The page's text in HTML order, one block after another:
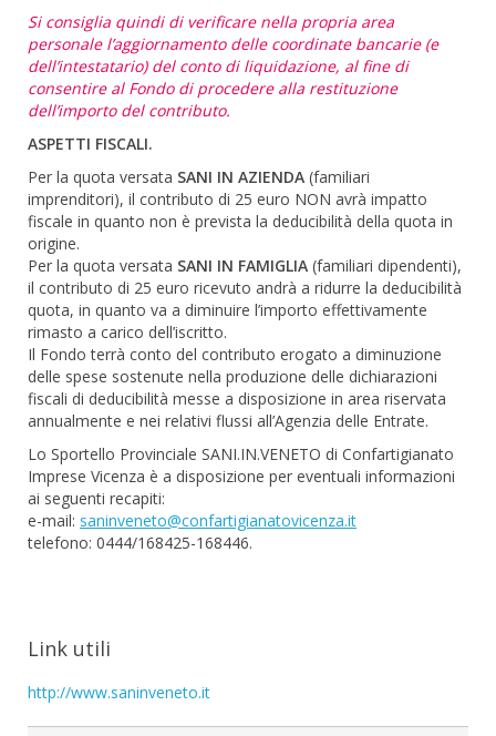
Si consiglia quindi di verificare nella propria area
personale l’aggiornamento delle coordinate bancarie (e
dell’intestatario) del conto di liquidazione, al fine di
consentire al Fondo di procedere alla restituzione
dell’importo del contributo.
ASPETTI FISCALI.
Per la quota versata SANI IN AZIENDA (familiari
imprenditori), il contributo di 25 euro NON avrà impatto
fiscale in quanto non è prevista la deducibilità della quota in
origine.
Per la quota versata SANI IN FAMIGLIA (familiari dipendenti),
il contributo di 25 euro ricevuto andrà a ridurre la deducibilità
quota, in quanto va a diminuire l’importo effettivamente
rimasto a carico dell’iscritto.
Il Fondo terrà conto del contributo erogato a diminuzione
delle spese sostenute nella produzione delle dichiarazioni
fiscali di deducibilità messe a disposizione in area riservata
annualmente e nei relativi flussi all’Agenzia delle Entrate.
Lo Sportello Provinciale SANI.IN.VENETO di Confartigianato
Imprese Vicenza è a disposizione per eventuali informazioni
ai seguenti recapiti:
e-mail: saninveneto@confartigianatovicenza.it
telefono: 0444/168425-168446.
Link utili
http://www.saninveneto.it